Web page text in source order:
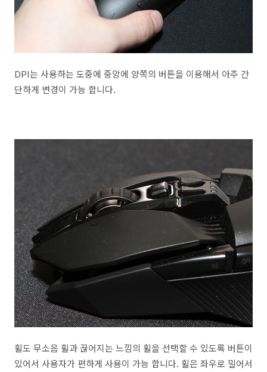
DPI는 사용하는 도중에 중앙에 양쪽의 버튼을 이용해서 아주 간
단하게 변경이 가능 합니다.
휠도 무소음 휠과 끊어지는 느낌의 휠을 선택할 수 있도록 버튼이
있어서 사용자가 편하게 사용이 가능 합니다. 휠은 좌우로 밀어서